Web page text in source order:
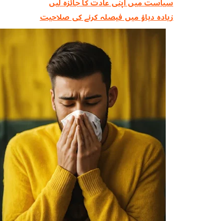
زیادہ دباؤ میں فیصلہ کرنے کی صلاحیت